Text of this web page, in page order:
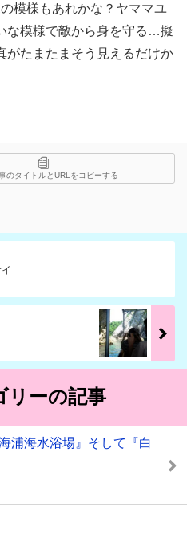
模様もあれかな？ヤママユ
な模様で敵から身を守る…擬
がたまたまそう見えるだけか
のタイトルとURLをコピーする
リーの記事
浦海水浴場』そして『白